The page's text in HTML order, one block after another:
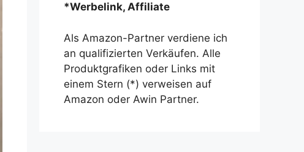
*Werbelink, Affiliate
Als Amazon-Partner verdiene ich
an qualifizierten Verkäufen. Alle
Produktgrafiken oder Links mit
einem Stern (*) verweisen auf
Amazon oder Awin Partner.